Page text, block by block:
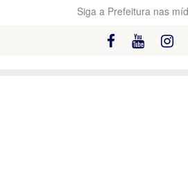
Siga a Prefeitura nas